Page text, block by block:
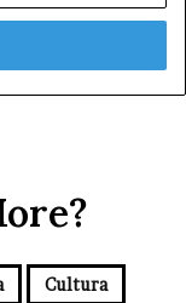
Cultura